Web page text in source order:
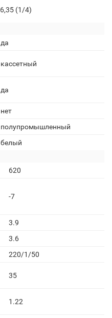
6,35 (1/4)
да
кассетный
да
нет
полупромышленный
белый
620
-7
3.9
3.6
220/1/50
35
1.22